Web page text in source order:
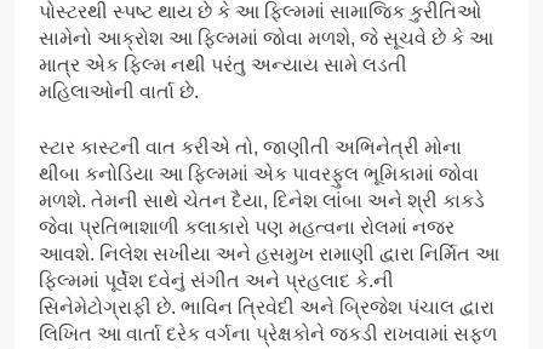
પોસ્ટરથી સ્પષ્ટ થાય છે કે આ ફિલ્મમાં સામાજિક કુરીતિઓ
સામેનો આક્રોશ આ ફિલ્મમાં જોવા મળશે, જે સૂચવે છે કે આ
માત્ર એક ફિલ્મ નથી પરંતુ અન્યાય સામે લડતી
મહિલાઓની વાર્તા છે.
સ્ટાર કાસ્ટની વાત કરીએ તો, જાણીતી અભિનેત્રી મોના
થીબા કનોડિયા આ ફિલ્મમાં એક પાવરફુલ ભૂમિકામાં જોવા
મળશે. તેમની સાથે ચેતન દૈયા, દિનેશ લાંબા અને શ્રી કાકડે
જેવા પ્રતિભાશાળી કલાકારો પણ મહત્વના રોલમાં નજર
આવશે. નિલેશ સખીયા અને હસમુખ રામાણી દ્વારા નિર્મિત આ
ફિલ્મમાં પૂર્વેશ દવેનું સંગીત અને પ્રહલાદ કે.ની
સિનેમેટોગ્રાફી છે. ભાવિન ત્રિવેદી અને બ્રિજેશ પંચાલ દ્વારા
લિખિત આ વાર્તા દરેક વર્ગના પ્રેક્ષકોને જકડી રાખવામાં સફળ